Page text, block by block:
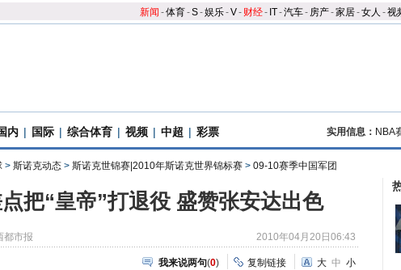
新闻 -体育-S-娱乐-V- 财经- IT-汽车- 房产-家居-女人 -视
内 | 国际 | 综合体育 | 视频 | 中超 | 彩票 实用信息： NBA
> 斯诺克动态 > 斯诺克世锦赛|2010年斯诺克世界锦标赛 > 09-10赛季中国军团
把“皇帝”打退役 盛赞张安达出色
都市报 2010年04月20日06:43
我来说两句(0) 复制链接 大 中 小